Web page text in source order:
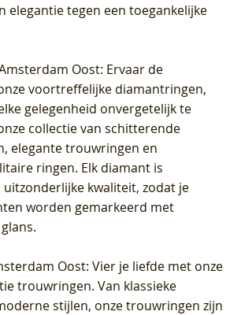
elegantie tegen een toegankelijke
Oost: Ervaar de
voortreffelijke diamantringen,
gelegenheid onvergetelijk te
collectie van schitterende
elegante trouwringen en
ringen. Elk diamant is
uitzonderlijke kwaliteit, zodat je
worden gemarkeerd met
Oost: Vier je liefde met onze
trouwringen. Van klassieke
stijlen, onze trouwringen zijn